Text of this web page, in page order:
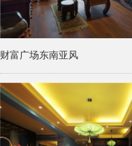
财富广场东南亚风